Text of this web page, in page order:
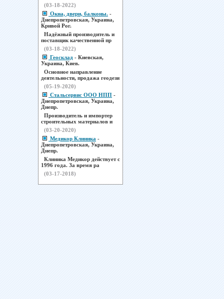
(03-18-2022)
Окна, двери, балконы. -
Днепропетровская, Украина,
Кривой Рог.
Надёжный производитель и
поставщик качественной пр
(03-18-2022)
Геосклад - Киевская,
Украина, Киев.
Основное направление
деятельности, продажа геодези
(05-19-2020)
Стальсервис ООО НПП -
Днепропетровская, Украина,
Днепр.
Производитель и импортер
строительных материалов и
(03-20-2020)
Медикор Клиника -
Днепропетровская, Украина,
Днепр.
Клиника Медикор действует с
1996 года. За время ра
(03-17-2018)